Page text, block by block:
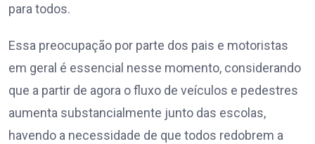
para todos.
Essa preocupação por parte dos pais e motoristas
em geral é essencial nesse momento, considerando
que a partir de agora o fluxo de veículos e pedestres
aumenta substancialmente junto das escolas,
havendo a necessidade de que todos redobrem a